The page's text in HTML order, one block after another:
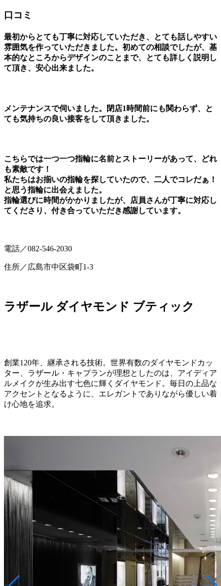
口コミ
最初からとても丁寧に対応していただき、とても話しやすい
雰囲気を作っていただきました。初めての相談でしたが、基
本的なところからデザインのことまで、とても詳しく説明し
て頂き、安心出来ました。
メンテナンスで伺いました。閉店1時間前にも関わらず、と
ても気持ちの良い接客をして頂きました。
こちらでは一つ一つ指輪に名前とストーリーがあって、どれ
も素敵です！
私たちはお揃いの指輪を探していたので、二人でコレだぁ！
と思う指輪に出会えました。
指輪選びに時間がかかりましたが、店員さんが丁寧に対応し
てくださり、付き合っていただき感謝しています。
電話／082-546-2030
住所／広島市中区袋町1-3
ラザール ダイヤモンド ブティック
創業120年、継承される技術。世界有数のダイヤモンドカッ
ター、ラザール・キャプランが理想としたのは、アイディア
ルメイクが生み出す七色に輝くダイヤモンド。毎日の上品な
アクセントとなるように、エレガントでありながら優しい着
け心地を追求。